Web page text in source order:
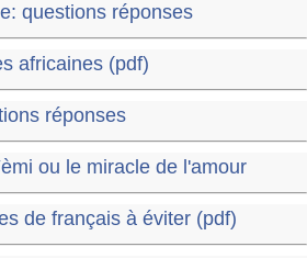
questions réponses
africaines (pdf)
réponses
ou le miracle de l'amour
de français à éviter (pdf)